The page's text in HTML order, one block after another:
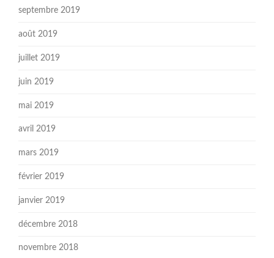
septembre 2019
août 2019
juillet 2019
juin 2019
mai 2019
avril 2019
mars 2019
février 2019
janvier 2019
décembre 2018
novembre 2018